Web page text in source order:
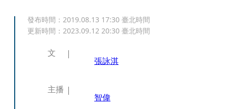
發布時間： 2019.08.13 17:30 臺北時間
更新時間： 2023.09.12 20:30 臺北時間
文
張詠淇
主播
智偉